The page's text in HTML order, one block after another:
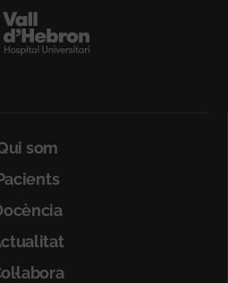
som